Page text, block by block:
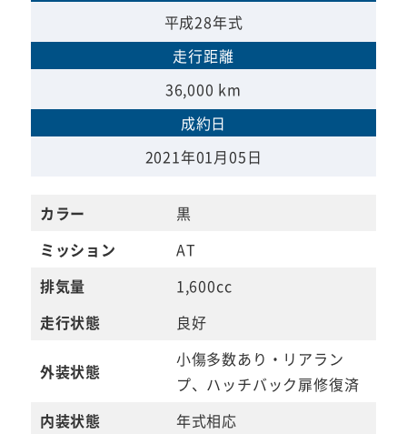
平成28年式
走行距離
36,000 km
成約日
2021年01月05日
カラー
黒
ミッション
AT
排気量
1,600cc
走行状態
良好
外装状態
小傷多数あり・リアラン
プ、ハッチバック扉修復済
内装状態
年式相応